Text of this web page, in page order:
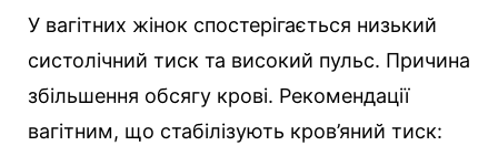
У вагітних жінок спостерігається низький
систолічний тиск та високий пульс. Причина
збільшення обсягу крові. Рекомендації
вагітним, що стабілізують кров’яний тиск: